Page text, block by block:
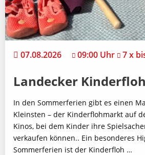
07.08.2026 09:00 Uhr 7 x
Landecker
In den Sommerferien gibt es einen
Kleinsten – der Kinderflohmarkt auf
Kinos, bei dem Kinder ihre
verkaufen können.. Ein besonderes
Sommerferien ist der Kinderfloh …